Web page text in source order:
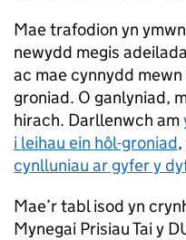
Mae trafodion yn
newydd megis
ac mae cynnydd
groniad. O ganlyniad,
hirach. Darllenwch am
i leihau ein hôl-groniad,
cynlluniau ar gyfer y
Mae’r tabl isod yn
Mynegai Prisiau Tai y